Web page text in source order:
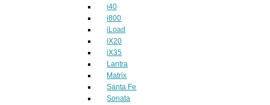
i40
i800
iLoad
iX20
iX35
Lantra
Matrix
Santa Fe
Sonata